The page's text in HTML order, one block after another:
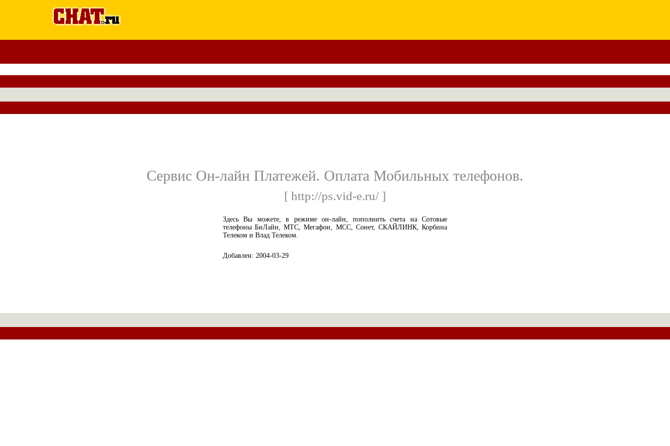
Сервис Он-лайн Платежей. Оплата Мобильных телефонов.
[ http://ps.vid-e.ru/ ]
Здесь Вы можете, в режиме он-лайн, пополнить счета на Сотовые
телефоны БиЛайн, МТС, Мегафон, МСС, Сонет, СКАЙЛИНК, Корбина
Телеком и Влад Телеком.
Добавлен: 2004-03-29